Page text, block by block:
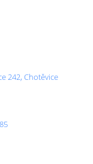
242, Chotěvice